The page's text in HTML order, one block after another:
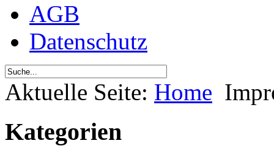
AGB
Datenschutz
Aktuelle Seite: Home
Kategorien